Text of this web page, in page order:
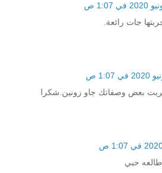
جات رائعة.
بعض وصفاتك جاو زونين.شكرا
حبي